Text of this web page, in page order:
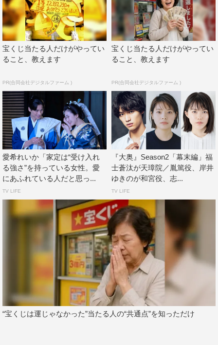
『大奥』髙嶋政伸
台本を読ませていただき、あらゆる想像をはるかに超え
とりこになりました。
そしてすぐに、このストーリーの中に入ってみたくなりま
した。大変ハードな役でしたが、手答えを感じています。
皆さま、ぜひご期待ください！
木村了 コメント
宝くじ当たる人だけがやってい
ること、教えます
PR(合同会社デジタルファーム )
宝くじ当たる人だけがやってい
ること、教えます
PR(合同会社デジタルファーム )
愛希れいか「家定は“受け入れ
る強さ”を持っている女性。愛
にあふれている人だと思っ...
TV LIFE
『大奥』Season2「幕末編」福
士蒼汰が天璋院／胤篤役、岸井
ゆきのが和宮役、志...
TV LIFE
“宝くじは運じゃなかった”当たる人の“共通点”を知っただけ